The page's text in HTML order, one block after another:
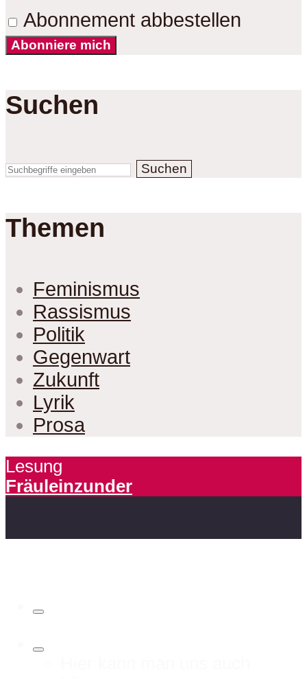
Abonnement abbestellen
Abonniere mich
Suchen
Suchen
Themen
Feminismus
Rassismus
Politik
Gegenwart
Zukunft
Lyrik
Prosa
Lesung
Fräuleinzunder